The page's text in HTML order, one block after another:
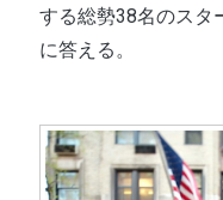
する総勢38名のスタ
に答える。